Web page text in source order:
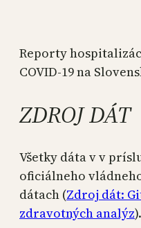
Reporty
COVID-19 na
ZDROJ DÁT
Všetky dáta v v
oficiálneho
dátach (Zdroj dát:
zdravotných analýz).